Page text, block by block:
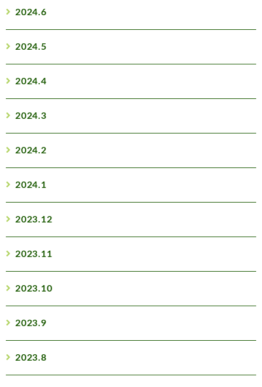
2024.6
2024.5
2024.4
2024.3
2024.2
2024.1
2023.12
2023.11
2023.10
2023.9
2023.8